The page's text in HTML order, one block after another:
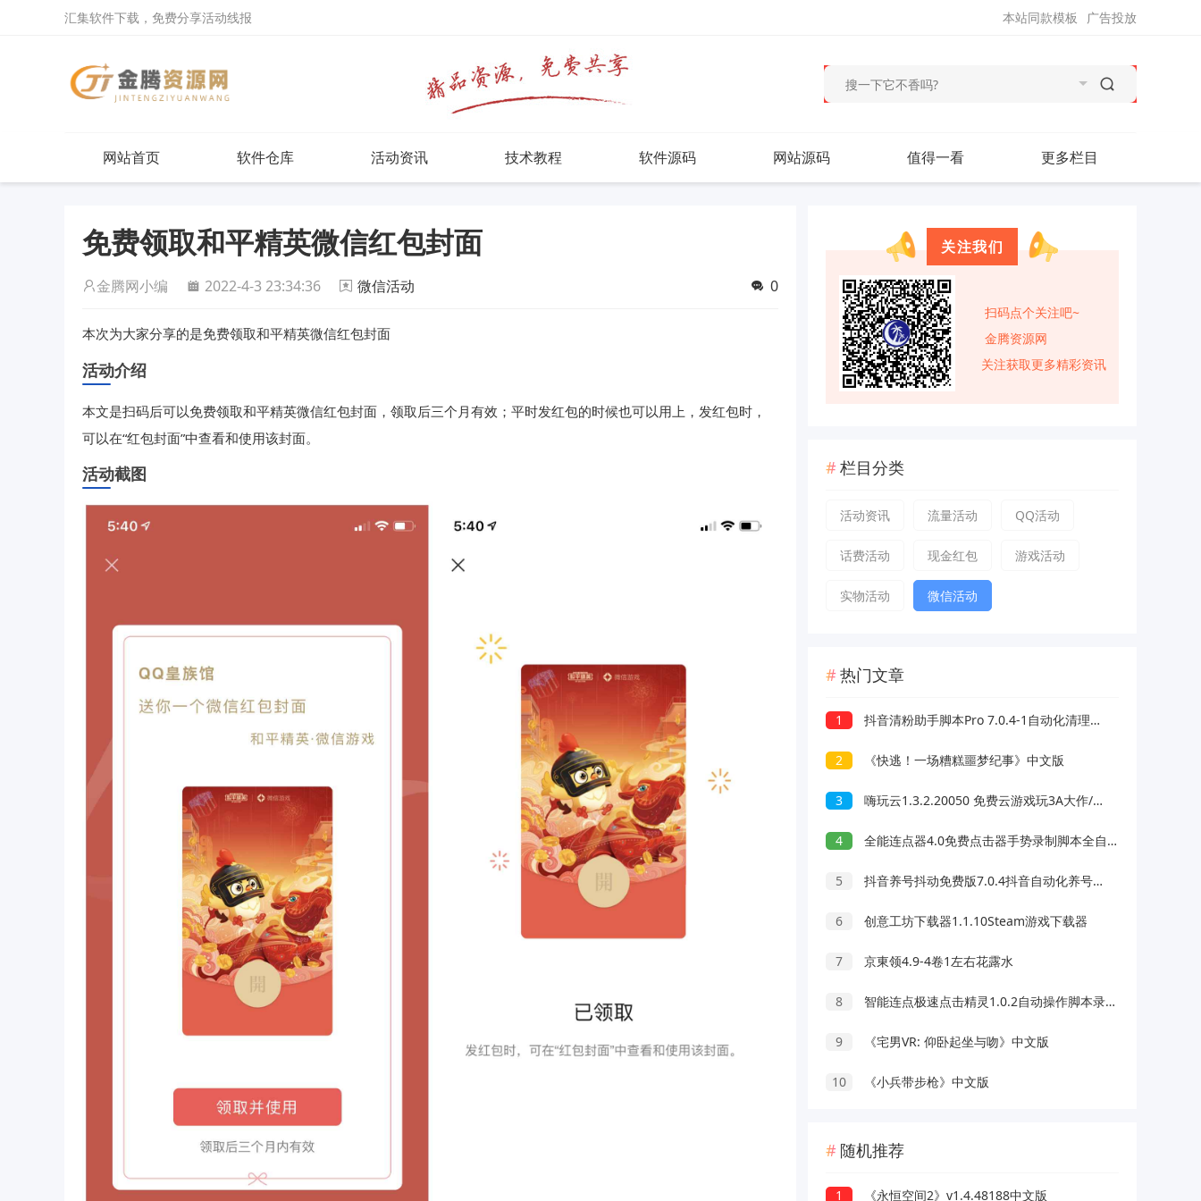
汇集软件下载，免费分享活动线报 广告投放
本站同款模板
网站首页 软件仓库 活动资讯 技术教程 软件源码 网站源码 值得一看 更多栏目
免费领取和平精英微信红包封面
金腾网小编 2022-4-3 23:34:36 微信活动 0
本次为大家分享的是免费领取和平精英微信红包封面
活动介绍
本文是扫码后可以免费领取和平精英微信红包封面，领取后三个月有效；平时发红包的时候也可以用上，发红包时，
可以在“红包封面”中查看和使用该封面。
活动截图
关注我们
扫码点个关注吧~
金腾资源网
关注获取更多精彩资讯
栏目分类
活动资讯 流量活动 QQ活动
话费活动 现金红包 游戏活动
实物活动 微信活动
热门文章
1 抖音清粉助手脚本Pro 7.0.4-1自动化清理抖音关注和粉丝
2 《快逃！一场糟糕噩梦纪事》中文版
3 嗨玩云1.3.2.20050 免费云游戏玩3A大作/热门游戏 无延迟免下载
4 全能连点器4.0免费点击器手势录制脚本全自动
5 抖音养号抖动免费版7.0.4抖音自动化养号评论脚本
6 创意工坊下载器1.1.10Steam游戏下载器
7 京東领4.9-4卷1左右花露水
8 智能连点极速点击精灵1.0.2自动操作脚本录制解放双手
9 《宅男VR: 仰卧起坐与吻》中文版
10 《小兵带步枪》中文版
随机推荐
1 《永恒空间2》v1.4.48188中文版